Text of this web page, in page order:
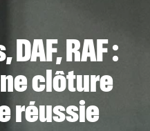
RAF :
clôture
réussie